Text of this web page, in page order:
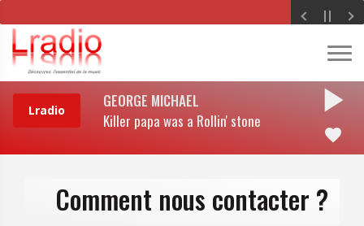
GEORGE MICHAEL
Killer papa was a Rollin' stone
play_arrow
favorite
Comment nous contacter ?